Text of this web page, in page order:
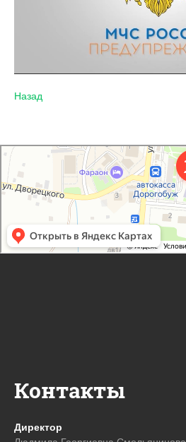
Назад
Контакты
Директор
Дорогобужский дом детского творчества
Дом культуры в Дорогобуже
Дополнительное образование в Дорогобуже